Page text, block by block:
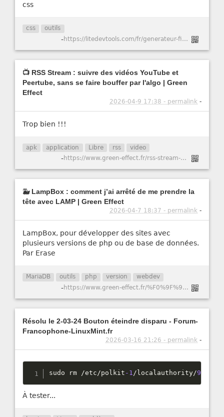
css
css outils
- https://litedevtools.com/fr/generateur-filtre-css/
📺 RSS Stream : suivre des vidéos YouTube et
Peertube, sans se faire bouffer par l'algo | Green
Effect
2026-04-9 17:38 - permalink -
Trop bien !!!
apk application Libre rss video
- https://www.green-effect.fr/rss-stream-suivre-des-videos-youtube-et-peertube-sans-se-faire-bouffer-par-l-algo
🐳 LampBox : comment j’ai arrêté de me prendre la
tête avec LAMP | Green Effect
2026-04-7 18:37 - permalink -
LampBox, pour développer des sites avec
plusieurs versions de php ou de base de données.
Par Erase
MariaDB outils php version webdev
- https://www.green-effect.fr/%F0%9F%90%B3-lampbox-comment-j%E2%80%99ai-arr%C3%AAt%C3%A9-de-me-prendre-la-t%C3%AAte-avec-lamp
Résolu le 2-03-24 Bouton éteindre disparu - Forum-
Francophone-LinuxMint.fr
2026-03-16 21:26 - permalink -
sudo rm /etc/polkit -1/ localauthority/90
À tester...